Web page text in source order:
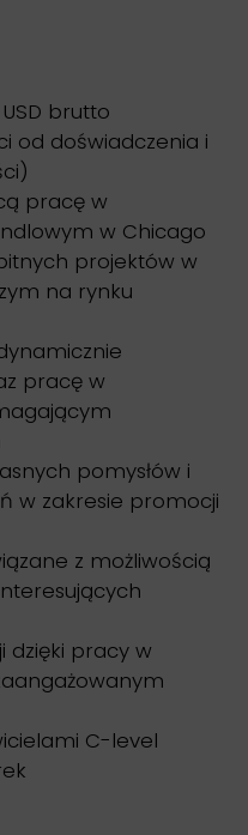
brutto
od doświadczenia i
pracę w
w Chicago
projektów w
na rynku
pracę w
pomysłów i
w zakresie promocji
z możliwością
dzięki pracy w
C-level